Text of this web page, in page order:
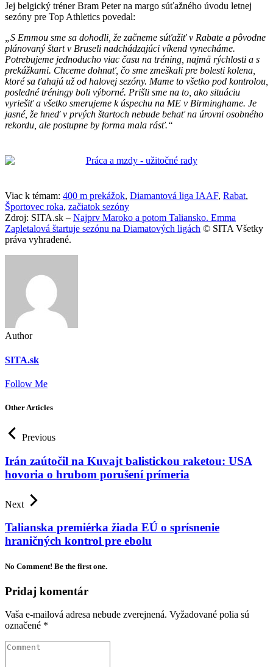
Jej belgický tréner Bram Peter na margo súťažného úvodu letnej
sezóny pre Top Athletics povedal:
„S Emmou sme sa dohodli, že začneme súťažiť v Rabate a pôvodne
plánovaný štart v Bruseli nadchádzajúci víkend vynecháme.
Potrebujeme jednoducho viac času na tréning, najmä rýchlosti a s
prekážkami. Chceme dohnať, čo sme zmeškali pre bolesti kolena,
ktoré sa ťahajú už od halovej sezóny. Mame to všetko pod kontrolou,
posledné tréningy boli výborné. Prišli sme na to, ako situáciu
vyriešiť a všetko smerujeme k úspechu na ME v Birminghame. Je
jasné, že hneď v prvých štartoch nebude behať na úrovni osobného
rekordu, ale postupne by forma mala rásť.“
Viac k témam: 400 m prekážok, Diamantová liga IAAF, Rabat,
Športovec roka, začiatok sezóny
Zdroj: SITA.sk – Najprv Maroko a potom Taliansko. Emma
Zapletalová štartuje sezónu na Diamatových ligách © SITA Všetky
práva vyhradené.
Author
SITA.sk
Follow Me
Other Articles
Previous
Irán zaútočil na Kuvajt balistickou raketou: USA
hovoria o hrubom porušení prímeria
Next
Talianska premiérka žiada EÚ o sprísnenie
hraničných kontrol pre ebolu
No Comment! Be the first one.
Pridaj komentár
Vaša e-mailová adresa nebude zverejnená. Vyžadované polia sú
označené *